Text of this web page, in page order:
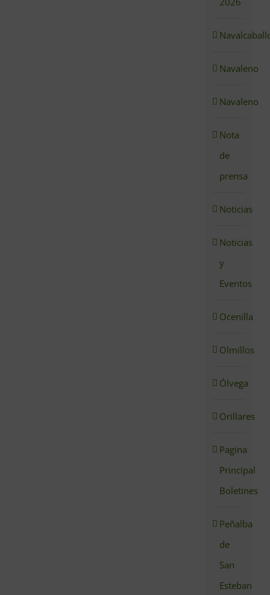
Navaleno
Navaleno
Nota
de
prensa
Noticias
Noticias
y
Eventos
Ocenilla
Olmillos
Ólvega
Orillares
Pagina
Principal
Boletines
Peñalba
de
San
Esteban